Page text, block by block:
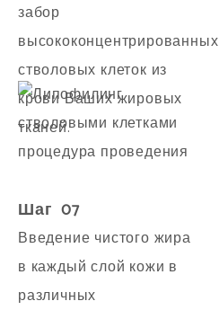
забор
высококонцентрированных
стволовых клеток из
крови Ваших жировых
тканей.
Шаг 07
Введение чистого жира
в каждый слой кожи в
различных